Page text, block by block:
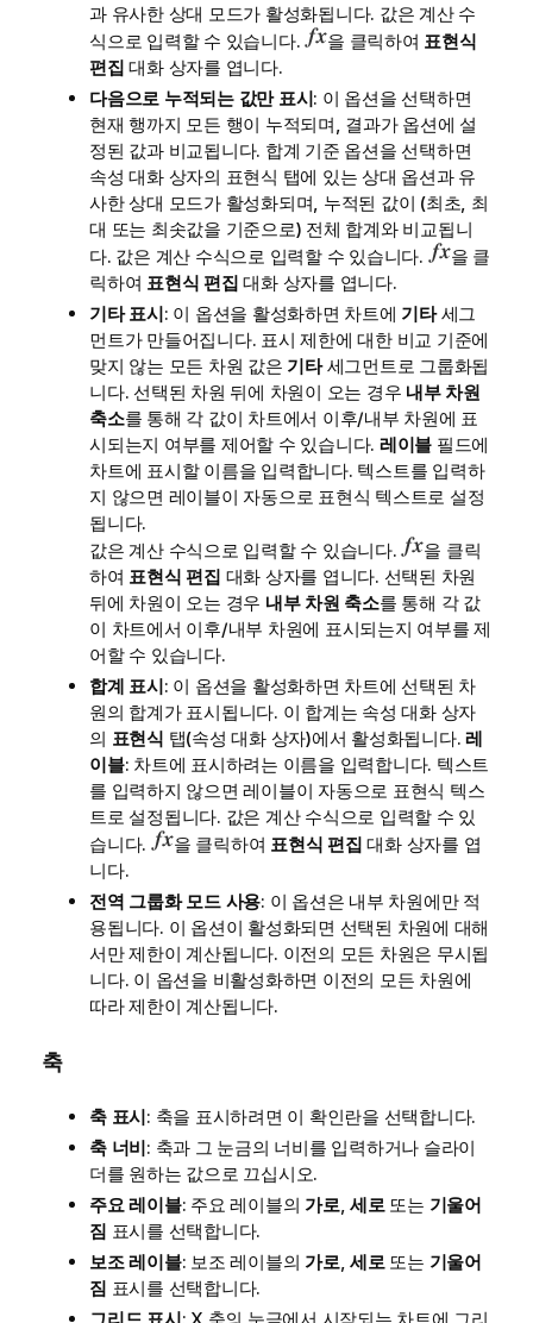
과 유사한 상대 모드가 활성화됩니다. 값은 계산 수
식으로 입력할 수 있습니다.
을 클릭하여 표현식
편집 대화 상자를 엽니다.
다음으로 누적되는 값만 표시: 이 옵션을 선택하면
현재 행까지 모든 행이 누적되며, 결과가 옵션에 설
정된 값과 비교됩니다. 합계 기준 옵션을 선택하면
속성 대화 상자의 표현식 탭에 있는 상대 옵션과 유
사한 상대 모드가 활성화되며, 누적된 값이 (최초, 최
대 또는 최솟값을 기준으로) 전체 합계와 비교됩니
다. 값은 계산 수식으로 입력할 수 있습니다.
을 클
릭하여 표현식 편집 대화 상자를 엽니다.
기타 표시: 이 옵션을 활성화하면 차트에 기타세그
먼트가 만들어집니다. 표시 제한에 대한 비교 기준에
맞지 않는 모든 차원 값은 기타세그먼트로 그룹화됩
니다. 선택된 차원 뒤에 차원이 오는 경우 내부 차원
축소를 통해 각 값이 차트에서 이후/내부 차원에 표
시되는지 여부를 제어할 수 있습니다. 레이블 필드에
차트에 표시할 이름을 입력합니다. 텍스트를 입력하
지 않으면 레이블이 자동으로 표현식 텍스트로 설정
됩니다.
값은 계산 수식으로 입력할 수 있습니다.
을 클릭
하여 표현식 편집 대화 상자를 엽니다. 선택된 차원
뒤에 차원이 오는 경우 내부 차원 축소를 통해 각 값
이 차트에서 이후/내부 차원에 표시되는지 여부를 제
어할 수 있습니다.
합계 표시: 이 옵션을 활성화하면 차트에 선택된 차
원의 합계가 표시됩니다. 이 합계는 속성 대화 상자
의 표현식 탭(속성 대화 상자)에서 활성화됩니다. 레
이블: 차트에 표시하려는 이름을 입력합니다. 텍스트
를 입력하지 않으면 레이블이 자동으로 표현식 텍스
트로 설정됩니다. 값은 계산 수식으로 입력할 수 있
습니다.
을 클릭하여 표현식 편집 대화 상자를 엽
니다.
전역 그룹화 모드 사용: 이 옵션은 내부 차원에만 적
용됩니다. 이 옵션이 활성화되면 선택된 차원에 대해
서만 제한이 계산됩니다. 이전의 모든 차원은 무시됩
니다. 이 옵션을 비활성화하면 이전의 모든 차원에
따라 제한이 계산됩니다.
축
축 표시: 축을 표시하려면 이 확인란을 선택합니다.
축 너비: 축과 그 눈금의 너비를 입력하거나 슬라이
더를 원하는 값으로 끄십시오.
주요 레이블: 주요 레이블의 가로 세로 또는 기울어
짐 표시를 선택합니다.
보조 레이블: 보조 레이블의 가로 세로 또는 기울어
짐 표시를 선택합니다.
그리드 표시: X 축의 눈금에서 시작되는 차트에 그리